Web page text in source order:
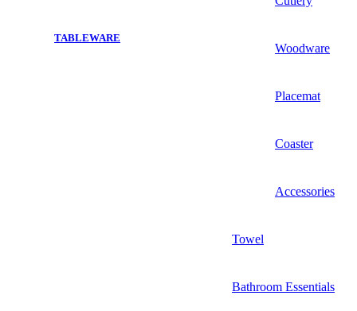
TABLEWARE
Woodware
Placemat
Coaster
Accessories
Towel
Bathroom Essentials